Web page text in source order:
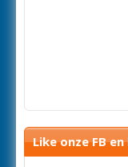
Like onze FB